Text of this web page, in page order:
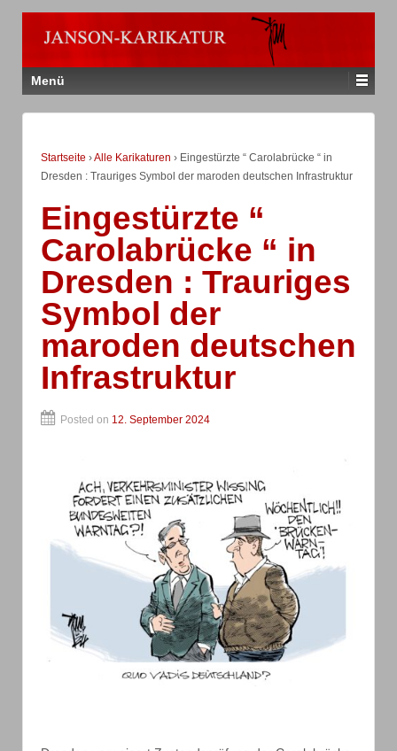
Menü
Startseite ›Alle Karikaturen › Eingestürzte “ Carolabrücke “ in
Dresden : Trauriges Symbol der maroden deutschen Infrastruktur
Eingestürzte “
Carolabrücke “ in
Dresden : Trauriges
Symbol der
maroden deutschen
Infrastruktur
Posted on 12. September 2024